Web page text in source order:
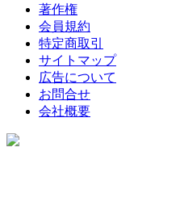
著作権
会員規約
特定商取引
サイトマップ
広告について
お問合せ
会社概要